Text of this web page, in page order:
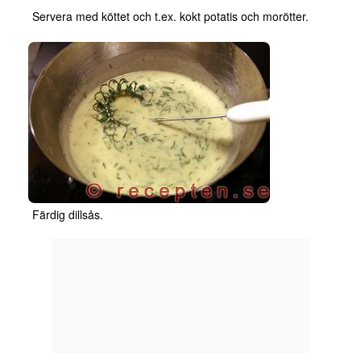
Servera med köttet och t.ex. kokt potatis och morötter.
Färdig dillsås.